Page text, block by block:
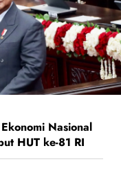
Nasional
HUT ke-81 RI